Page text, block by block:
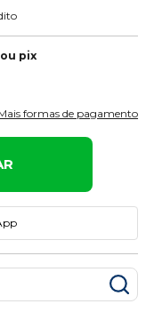
pix
formas de pagamento